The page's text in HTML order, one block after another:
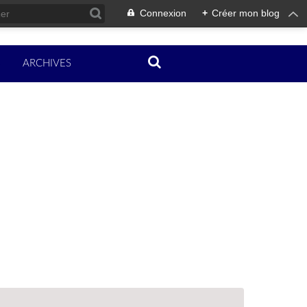
Connexion + Créer mon blog
ARCHIVES